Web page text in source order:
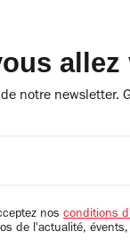
notre newsletter.
nos conditions
de l'actualité,